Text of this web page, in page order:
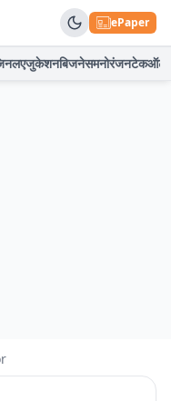
ePaper
एजुकेशनबिजनेसमनोरंजनटेकऑटो